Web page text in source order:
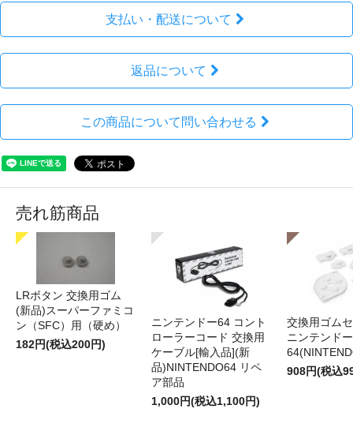
支払い・配送について
返品について
この商品について問い合わせる
売れ筋商品
LRボタン 交換用ゴム
(新品)スーパーファミコ
ン（SFC）用（硬め）
182円(税込200円)
ニンテンドー64 コント
ローラーコード 交換用
ケーブル[輸入品](新
品)NINTENDO64 リペ
ア部品
1,000円(税込1,100円)
交換用ゴム
ニンテンドー
908円(税込